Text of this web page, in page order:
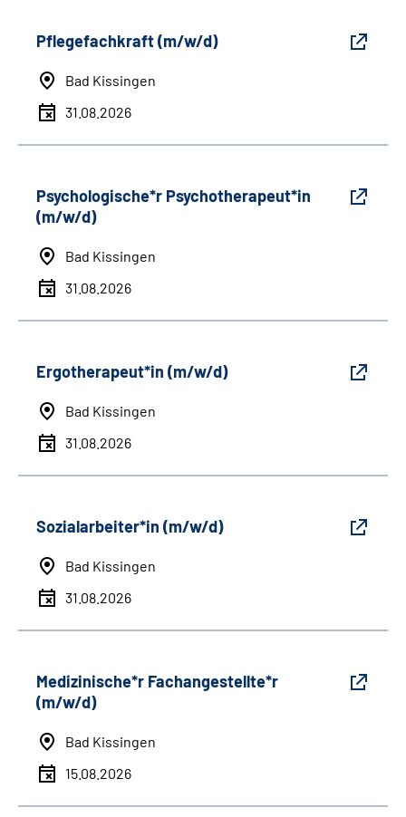
Pflegefachkraft (m/w/d)
Bad Kissingen
31.08.2026
Psychologische*r Psychotherapeut*in
(m/w/d)
Bad Kissingen
31.08.2026
Ergotherapeut*in (m/w/d)
Bad Kissingen
31.08.2026
Sozialarbeiter*in (m/w/d)
Bad Kissingen
31.08.2026
Medizinische*r Fachangestellte*r
(m/w/d)
Bad Kissingen
15.08.2026